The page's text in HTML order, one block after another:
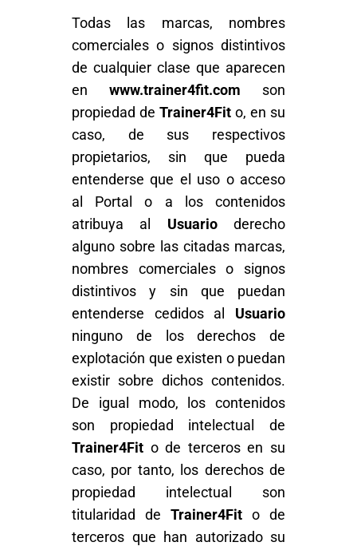
Todas las marcas, nombres
comerciales o signos distintivos
de cualquier clase que aparecen
en www.trainer4fit.com son
propiedad de Trainer4Fit o, en su
caso, de sus respectivos
propietarios, sin que pueda
entenderse que el uso o acceso
al Portal o a los contenidos
atribuya al Usuarioderecho
alguno sobre las citadas marcas,
nombres comerciales o signos
distintivos y sin que puedan
entenderse cedidos al Usuario
ninguno de los derechos de
explotación que existen o puedan
existir sobre dichos contenidos.
De igual modo, los contenidos
son propiedad intelectual de
Trainer4Fit o de terceros en su
caso, por tanto, los derechos de
propiedad intelectual son
titularidad de Trainer4Fit o de
terceros que han autorizado su